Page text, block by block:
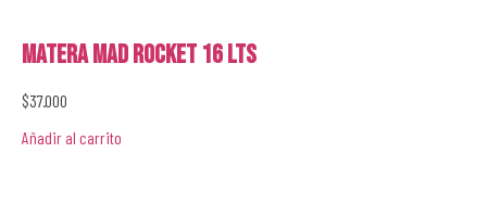
Matera Mad Rocket 16 lts
$37.000
Añadir al carrito